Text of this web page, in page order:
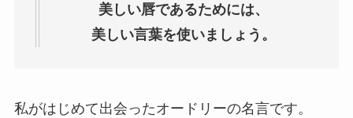
美しい唇であるためには、
美しい言葉を使いましょう。
私がはじめて出会ったオードリーの名言です。